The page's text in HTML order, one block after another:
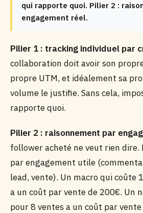
qui rapporte quoi. Pilier 2 :
engagement réel.
Pilier 1 : tracking individuel par
collaboration doit avoir son
propre UTM, et idéalement sa
volume le justifie. Sans cela,
rapporte quoi.
Pilier 2 : raisonnement par
follower acheté ne veut rien dire.
par engagement utile
lead, vente). Un macro qui coûte
a un coût par vente de 200€. Un
pour 8 ventes a un coût par